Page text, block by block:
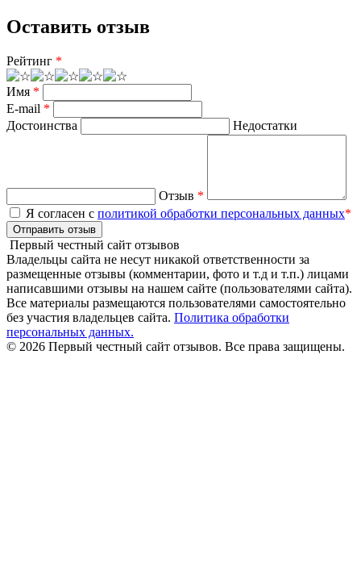
Оставить отзыв
Рейтинг *
Имя *
E-mail *
Достоинства
Недостатки
Отзыв *
Я согласен с политикой обработки персональных данных*
Отправить отзыв
Первый честный сайт отзывов
Владельцы сайта не несут никакой ответственности за
размещенные отзывы (комментарии, фото и т.д и т.п.) лицами
написавшими отзывы на нашем сайте (пользователями сайта).
Все материалы размещаются пользователями самостоятельно
без участия владельцев сайта. Политика обработки
персональных данных.
© 2026 Первый честный сайт отзывов. Все права защищены.